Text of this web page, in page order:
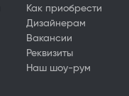
Как приобрести
Дизайнерам
Вакансии
Реквизиты
Наш шоу-рум